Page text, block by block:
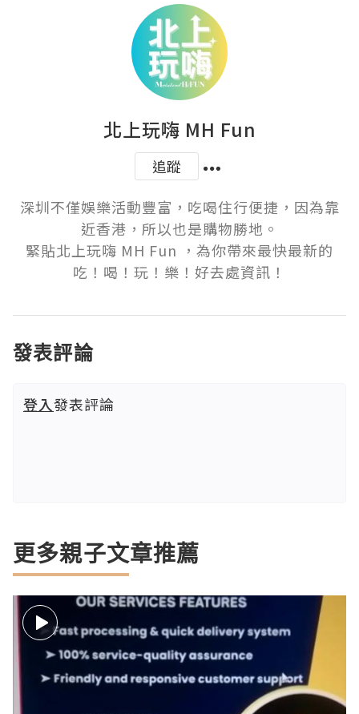
北上玩嗨 MH Fun
追蹤
深圳不僅娛樂活動豐富，吃喝住行便捷，因為靠
近香港，所以也是購物勝地。
緊貼北上玩嗨 MH Fun ，為你帶來最快最新的
吃！喝！玩！樂！好去處資訊！
發表評論
登入發表評論
更多親子文章推薦